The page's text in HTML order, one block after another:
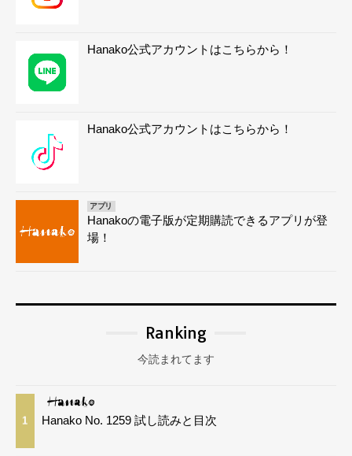
Hanako公式アカウントはこちらから！
Hanako公式アカウントはこちらから！
アプリ
Hanakoの電子版が定期購読できるアプリが登
場！
Ranking
今読まれてます
1 Hanako No. 1259 試し読みと目次